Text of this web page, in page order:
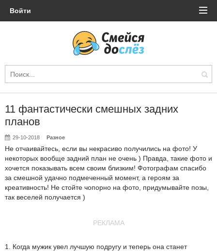
Войти
11 фантастически смешных задних
планов
29-10-2018 Разное
Не отчаивайтесь, если вы некрасиво получились на фото! У
некоторых вообще задний план не очень ) Правда, такие фото и
хочется показывать всем своим близким! Фотографам спасибо
за смешной удачно подмеченный момент, а героям за
креативность! Не стойте чопорно на фото, придумывайте позы,
так веселей получается )
РЕКЛАМА
1. Когда мужик увел лучшую подругу и теперь она станет